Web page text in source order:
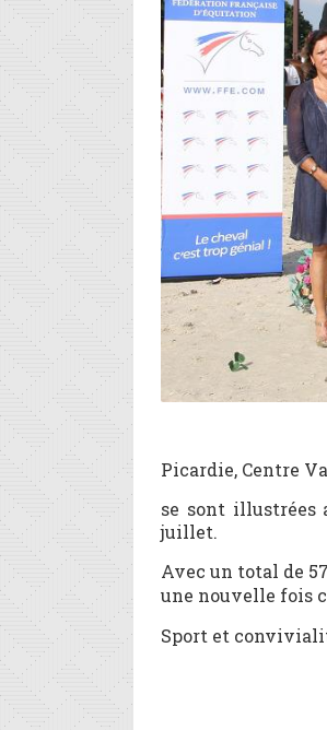
Picardie, Centre
se sont illustrées
juillet.
Avec un total de
une nouvelle fois
Sport et